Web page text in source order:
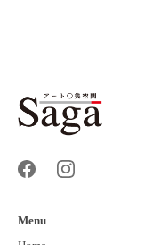
Menu